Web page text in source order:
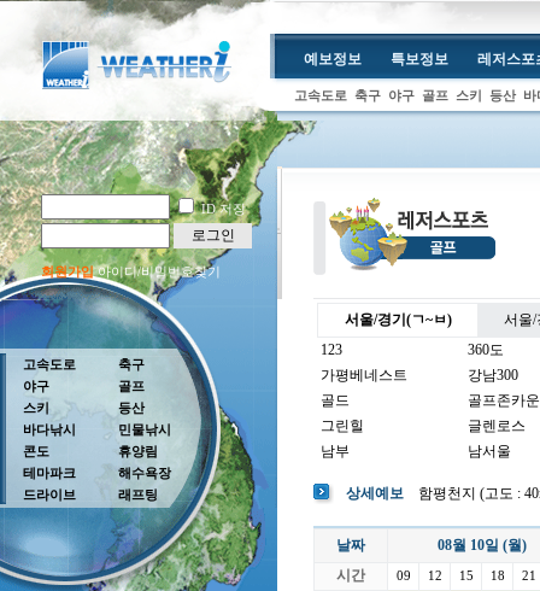
ID 저장
로그인
회원가입아이디/비밀번호찾기
예보정보 특보정보 레저스포
고속도로 축구 야구 골프 스키 등산 바
고속도로
야구
스키
바다낚시
콘도
테마파크
드라이브
축구
골프
등산
민물낚시
휴양림
해수욕장
래프팅
서울/경기(ㄱ~ㅂ)
서울/
123
360도
가평베네스트
강남300
골드
골프존카
그린힐
글렌로스
남부
남서울
뉴코리아
더반
더크로스비
더헤븐
라싸
락가든
로제비앙
루트52
상세예보 함평천지 (고도 :
날짜
08월 10일 (월)
시간
09 12 15 18 21